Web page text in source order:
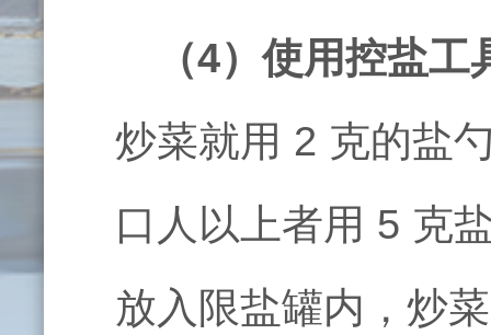
（4）使用控盐工
炒菜就用 2 克的盐
口人以上者用 5 克
放入限盐罐内，炒